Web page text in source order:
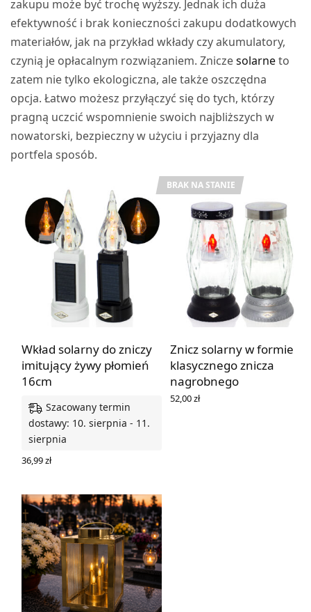
zakupu może być trochę wyższy. Jednak ich duża
efektywność i brak konieczności zakupu dodatkowych
materiałów, jak na przykład wkłady czy akumulatory,
czynią je opłacalnym rozwiązaniem. Zniczesolarneto
zatem nie tylko ekologiczna, ale także oszczędna
opcja. Łatwo możesz przyłączyć się do tych, którzy
pragną uczcić wspomnienie swoich najbliższych w
nowatorski, bezpieczny w użyciu i przyjazny dla
portfela sposób.
Wkład solarny do zniczy
imitujący żywy płomień
16cm
Szacowany termin
dostawy: 10. sierpnia - 11.
sierpnia
36,99zł
BRAK NA STANIE
Znicz solarny w formie
klasycznego znicza
nagrobnego
52,00zł